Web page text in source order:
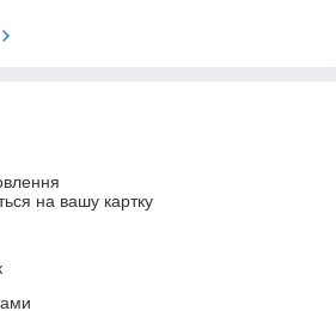
на вашу картку